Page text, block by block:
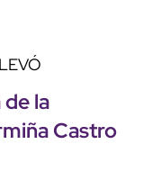
la
Castro